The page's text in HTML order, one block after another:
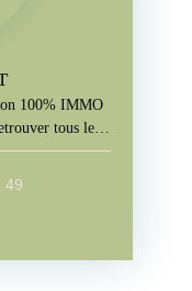
100% IMMO
tous les
Première, téva)
49